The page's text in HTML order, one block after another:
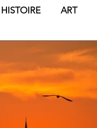
HISTOIRE ART